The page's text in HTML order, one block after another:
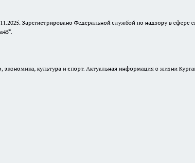
Зарегистрировано Федеральной службой по надзору в
культура и спорт. Актуальная информация о жизни